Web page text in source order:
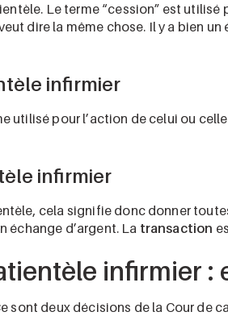
Le terme “cession” est
dire la même chose. Il y a bien
infirmier
utilisé pour l’action de celui ou
infirmier
cela signifie donc donner
échange d’argent. La transaction
infirmier :
sont deux décisions de la Cour de